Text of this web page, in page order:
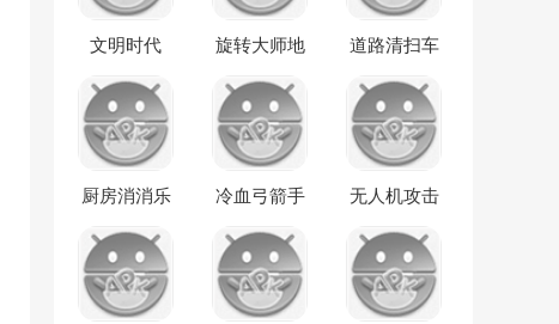
文明时代
旋转大师地
道路清扫车
厨房消消乐 冷血弓箭手 无人机攻击